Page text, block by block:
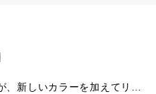
新しいカラーを加えてリバ